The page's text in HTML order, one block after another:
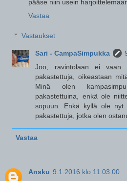
pääse niin usein
Vastaa
Vastaukset
Sari - CampaSimpukka
Joo, ravintolaan ei vaan
pakastettuja, oikeastaan
Minä olen
pakastettuina, enkä ole
sopuun. Enkä kyllä ole
pakastettuja, jotka olen
Vastaa
Ansku 9.1.2016 klo 11.03.00